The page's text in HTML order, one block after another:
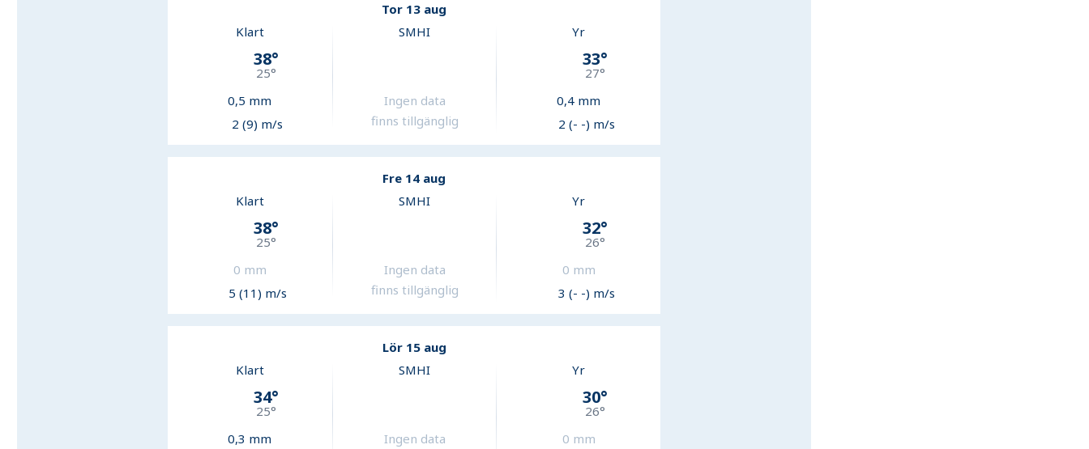
Tor 13 aug
Klart
38°
25°
0,5 mm
2 (9) m/s
SMHI
Ingen data
finns tillgänglig
Yr
33°
27°
0,4 mm
2 (- -) m/s
Fre 14 aug
Klart
38°
25°
0 mm
5 (11) m/s
SMHI
Ingen data
finns tillgänglig
Yr
32°
26°
0 mm
3 (- -) m/s
Lör 15 aug
Klart
34°
25°
0,3 mm
SMHI
Ingen data
Yr
30°
26°
0 mm